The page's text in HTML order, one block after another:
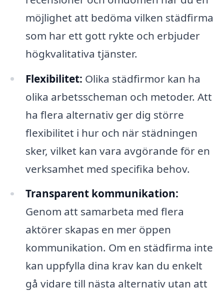
möjlighet att bedöma vilken städfirma
som har ett gott rykte och erbjuder
högkvalitativa tjänster.
Flexibilitet: Olika städfirmor kan ha
olika arbetsscheman och metoder. Att
ha flera alternativ ger dig större
flexibilitet i hur och när städningen
sker, vilket kan vara avgörande för en
verksamhet med specifika behov.
Transparent kommunikation:
Genom att samarbeta med flera
aktörer skapas en mer öppen
kommunikation. Om en städfirma inte
kan uppfylla dina krav kan du enkelt
gå vidare till nästa alternativ utan att